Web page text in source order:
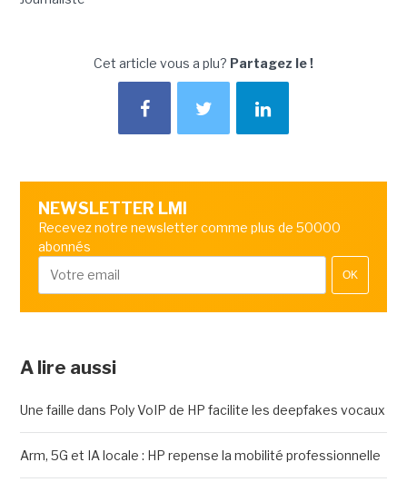
Cet article vous a plu? Partagez le !
NEWSLETTER LMI
Recevez notre newsletter comme plus de 50000
abonnés
OK
A lire aussi
Une faille dans Poly VoIP de HP facilite les deepfakes vocaux
Arm, 5G et IA locale : HP repense la mobilité professionnelle